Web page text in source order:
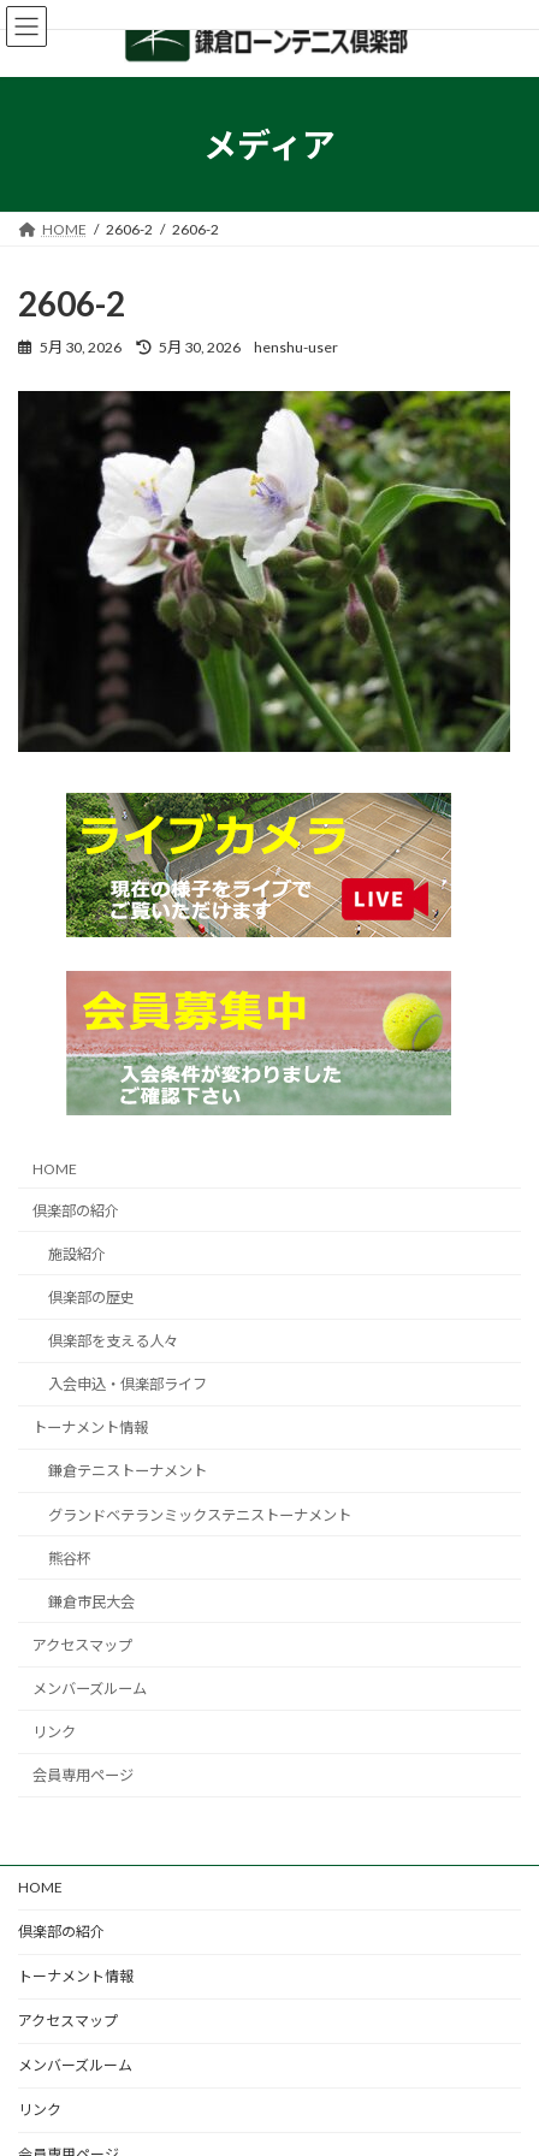
コ
ン
ン
ナ
ビ
ー
メディア
HOME 2606-2 2606-2
2606-2
5月 30, 2026
最
更
時
:
5月 30, 2026 henshu-user
HOME
倶楽部の紹介
施設紹介
倶楽部の歴史
倶楽部を支える人々
入会申込・倶楽部ライフ
トーナメント情報
鎌倉テニストーナメント
グランドベテランミックステニストーナメント
熊谷杯
鎌倉市民大会
アクセスマップ
メンバーズルーム
リンク
会員専用ページ
HOME
倶楽部の紹介
トーナメント情報
アクセスマップ
メンバーズルーム
リンク